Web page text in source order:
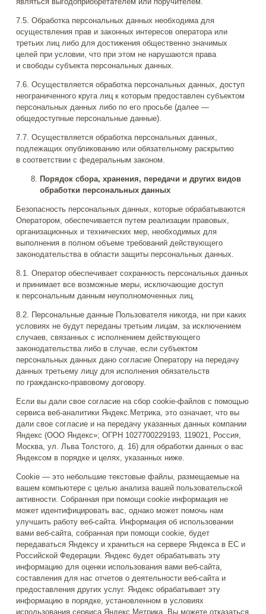
7.5. Обработка персональных данных необходима для
осуществления прав и законных интересов оператора или
третьих лиц либо для достижения общественно значимых
целей при условии, что при этом не нарушаются права
и свободы субъекта персональных данных.
7.6. Осуществляется обработка персональных данных, доступ
неограниченного круга лиц к которым предоставлен субъектом
персональных данных либо по его просьбе (далее —
общедоступные персональные данные).
7.7. Осуществляется обработка персональных данных,
подлежащих опубликованию или обязательному раскрытию
в соответствии с федеральным законом.
Порядок сбора, хранения, передачи и других видов
обработки персональных данных
Безопасность персональных данных, которые обрабатываются
Оператором, обеспечивается путем реализации правовых,
организационных и технических мер, необходимых для
выполнения в полном объеме требований действующего
законодательства в области защиты персональных данных.
8.1. Оператор обеспечивает сохранность персональных данных
и принимает все возможные меры, исключающие доступ
к персональным данным неуполномоченных лиц.
8.2. Персональные данные Пользователя никогда, ни при каких
условиях не будут переданы третьим лицам, за исключением
случаев, связанных с исполнением действующего
законодательства либо в случае, если субъектом
персональных данных дано согласие Оператору на передачу
данных третьему лицу для исполнения обязательств
по гражданско-правовому договору.
Если вы дали свое согласие на сбор cookie-файлов с помощью
сервиса веб-аналитики Яндекс.Метрика, это означает, что вы
дали свое согласие и на передачу указанных данных компании
Яндекс (ООО Яндекс»; ОГРН 1027700229193, 119021, Россия,
Москва, ул. Льва Толстого, д. 16) для обработки данных о вас
Яндексом в порядке и целях, указанных ниже.
Cookie — это небольшие текстовые файлы, размещаемые на
вашем компьютере с целью анализа вашей пользовательской
активности. Собранная при помощи cookie информация не
может идентифицировать вас, однако может помочь нам
улучшить работу веб-сайта. Информация об использовании
вами веб-сайта, собранная при помощи cookie, будет
передаваться Яндексу и храниться на сервере Яндекса в ЕС и
Российской Федерации. Яндекс будет обрабатывать эту
информацию для оценки использования вами веб-сайта,
составления для нас отчетов о деятельности веб-сайта и
предоставления других услуг. Яндекс обрабатывает эту
информацию в порядке, установленном в условиях
использования сервиса Яндекс Метрика. Вы можете отказаться